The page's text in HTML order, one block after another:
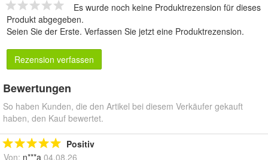
Es wurde noch keine Produktrezension für dieses
Produkt abgegeben.
Seien Sie der Erste. Verfassen Sie jetzt eine Produktrezension.
Rezension verfassen
Bewertungen
So haben Kunden, die den Artikel bei diesem Verkäufer gekauft
haben, den Kauf bewertet.
Positiv
Von: n***a 04.08.26